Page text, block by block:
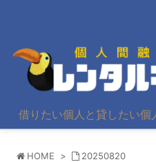
借りたい個人と貸したい
HOME > 20250820